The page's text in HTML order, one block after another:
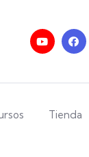
Tienda